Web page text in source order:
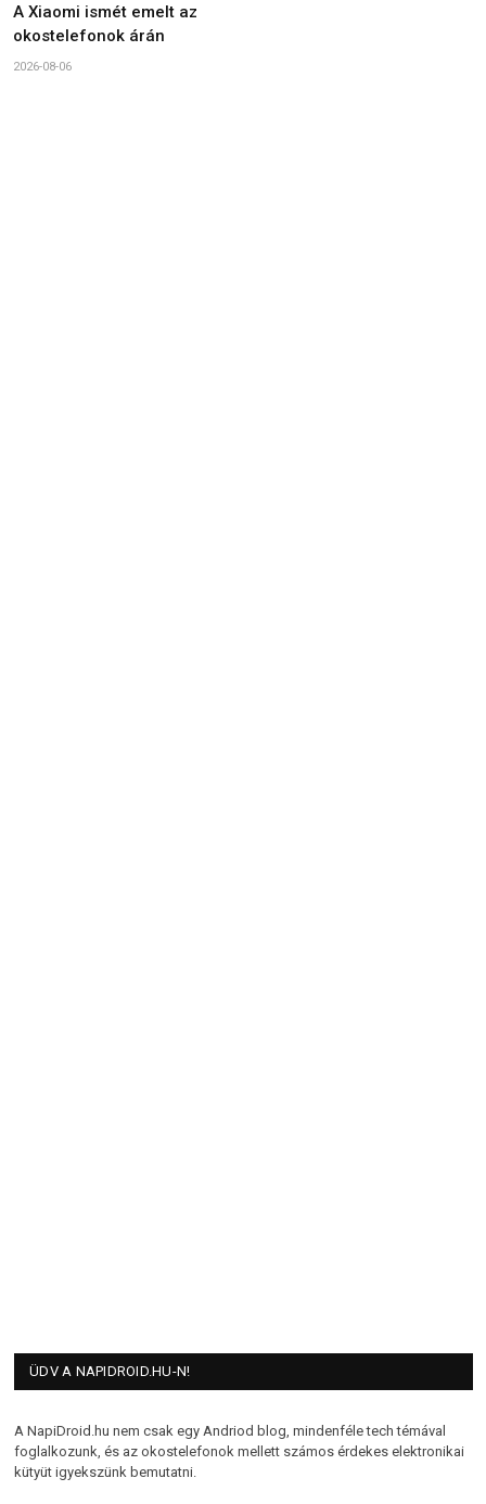
A Xiaomi ismét emelt az
okostelefonok árán
2026-08-06
ÜDV A NAPIDROID.HU-N!
A NapiDroid.hu nem csak egy Andriod blog, mindenféle tech témával
foglalkozunk, és az okostelefonok mellett számos érdekes elektronikai
kütyüt igyekszünk bemutatni.